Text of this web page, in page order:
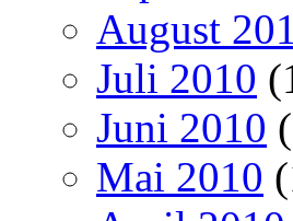
August
Juli 2010
Juni 2010
Mai 2010